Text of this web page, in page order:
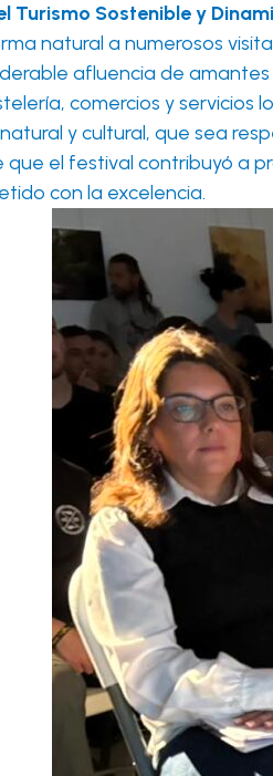
Turismo Sostenible y
natural a numerosos
afluencia de
comercios y servicios
y cultural, que sea
el festival contribuyó a
con la excelencia.